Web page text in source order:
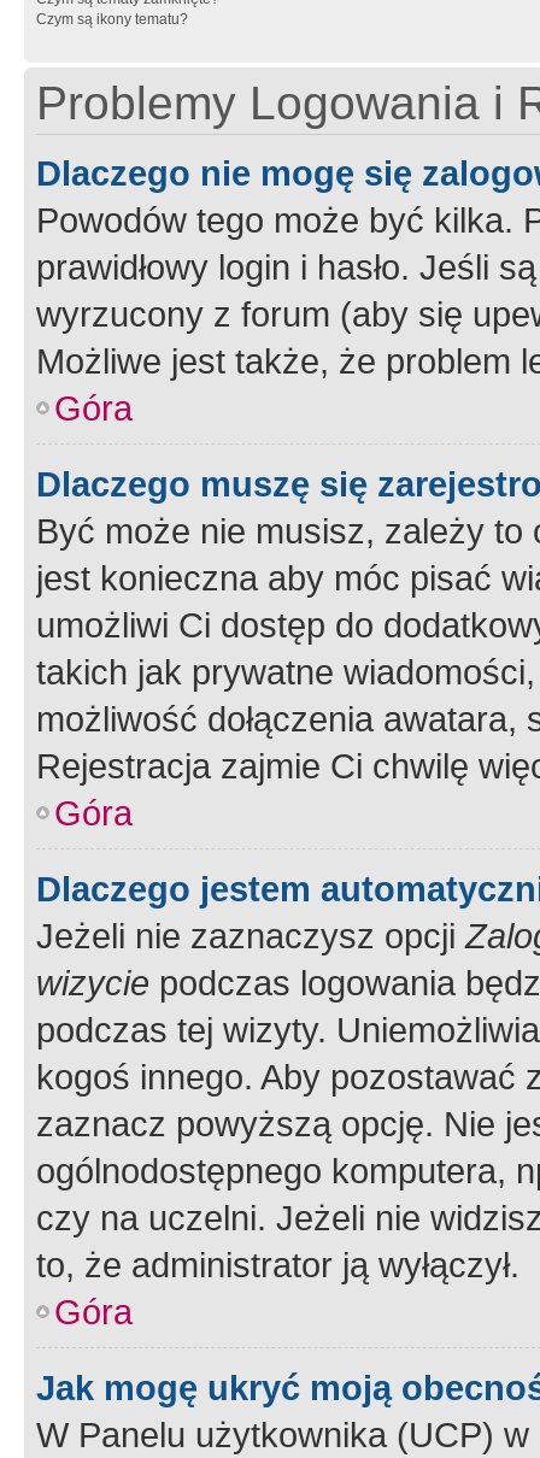
Czym są ikony tematu?
Problemy Logowania i
Dlaczego nie mogę się
Powodów tego może być kilka.
prawidłowy login i hasło. Jeśli
wyrzucony z forum (aby się
Możliwe jest także, że problem
Góra
Dlaczego muszę się
Być może nie musisz, zależy
jest konieczna aby móc pisać
umożliwi Ci dostęp do
takich jak prywatne
możliwość dołączenia
Rejestracja zajmie Ci chwilę
Góra
Dlaczego jestem
Jeżeli nie zaznaczysz opcji
wizycie podczas logowania
podczas tej wizyty.
kogoś innego. Aby pozostawać
zaznacz powyższą opcję. Nie
ogólnodostępnego komputera,
czy na uczelni. Jeżeli nie
to, że administrator ją wyłączył.
Góra
Jak mogę ukryć moją
W Panelu użytkownika (UCP) w